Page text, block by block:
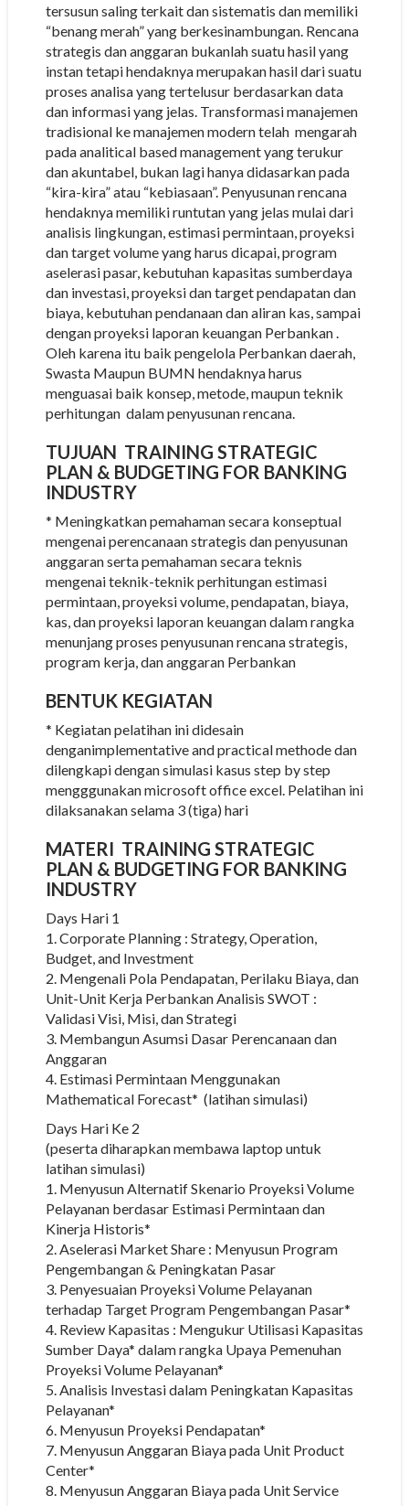
tersusun saling terkait dan sistematis dan memiliki
“benang merah” yang berkesinambungan. Rencana
strategis dan anggaran bukanlah suatu hasil yang
instan tetapi hendaknya merupakan hasil dari suatu
proses analisa yang tertelusur berdasarkan data
dan informasi yang jelas. Transformasi manajemen
tradisional ke manajemen modern telah mengarah
pada analitical based management yang terukur
dan akuntabel, bukan lagi hanya didasarkan pada
“kira-kira” atau “kebiasaan”. Penyusunan rencana
hendaknya memiliki runtutan yang jelas mulai dari
analisis lingkungan, estimasi permintaan, proyeksi
dan target volume yang harus dicapai, program
aselerasi pasar, kebutuhan kapasitas sumberdaya
dan investasi, proyeksi dan target pendapatan dan
biaya, kebutuhan pendanaan dan aliran kas, sampai
dengan proyeksi laporan keuangan Perbankan .
Oleh karena itu baik pengelola Perbankan daerah,
Swasta Maupun BUMN hendaknya harus
menguasai baik konsep, metode, maupun teknik
perhitungan dalam penyusunan rencana.
TUJUAN TRAINING STRATEGIC
PLAN & BUDGETING FOR BANKING
INDUSTRY
* Meningkatkan pemahaman secara konseptual
mengenai perencanaan strategis dan penyusunan
anggaran serta pemahaman secara teknis
mengenai teknik-teknik perhitungan estimasi
permintaan, proyeksi volume, pendapatan, biaya,
kas, dan proyeksi laporan keuangan dalam rangka
menunjang proses penyusunan rencana strategis,
program kerja, dan anggaran Perbankan
BENTUK KEGIATAN
* Kegiatan pelatihan ini didesain
denganimplementative and practical methode dan
dilengkapi dengan simulasi kasus step by step
mengggunakan microsoft office excel. Pelatihan ini
dilaksanakan selama 3 (tiga) hari
MATERI TRAINING STRATEGIC
PLAN & BUDGETING FOR BANKING
INDUSTRY
Days Hari 1
1. Corporate Planning : Strategy, Operation,
Budget, and Investment
2. Mengenali Pola Pendapatan, Perilaku Biaya, dan
Unit-Unit Kerja Perbankan Analisis SWOT :
Validasi Visi, Misi, dan Strategi
3. Membangun Asumsi Dasar Perencanaan dan
Anggaran
4. Estimasi Permintaan Menggunakan
Mathematical Forecast* (latihan simulasi)
Days Hari Ke 2
(peserta diharapkan membawa laptop untuk
latihan simulasi)
1. Menyusun Alternatif Skenario Proyeksi Volume
Pelayanan berdasar Estimasi Permintaan dan
Kinerja Historis*
2. Aselerasi Market Share : Menyusun Program
Pengembangan & Peningkatan Pasar
3. Penyesuaian Proyeksi Volume Pelayanan
terhadap Target Program Pengembangan Pasar*
4. Review Kapasitas : Mengukur Utilisasi Kapasitas
Sumber Daya* dalam rangka Upaya Pemenuhan
Proyeksi Volume Pelayanan*
5. Analisis Investasi dalam Peningkatan Kapasitas
Pelayanan*
6. Menyusun Proyeksi Pendapatan*
7. Menyusun Anggaran Biaya pada Unit Product
Center*
8. Menyusun Anggaran Biaya pada Unit Service